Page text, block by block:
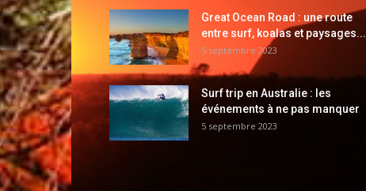
Great Ocean Road : une route
entre surf, koalas et paysages...
5 septembre 2023
Surf trip en Australie : les
événements à ne pas manquer
5 septembre 2023